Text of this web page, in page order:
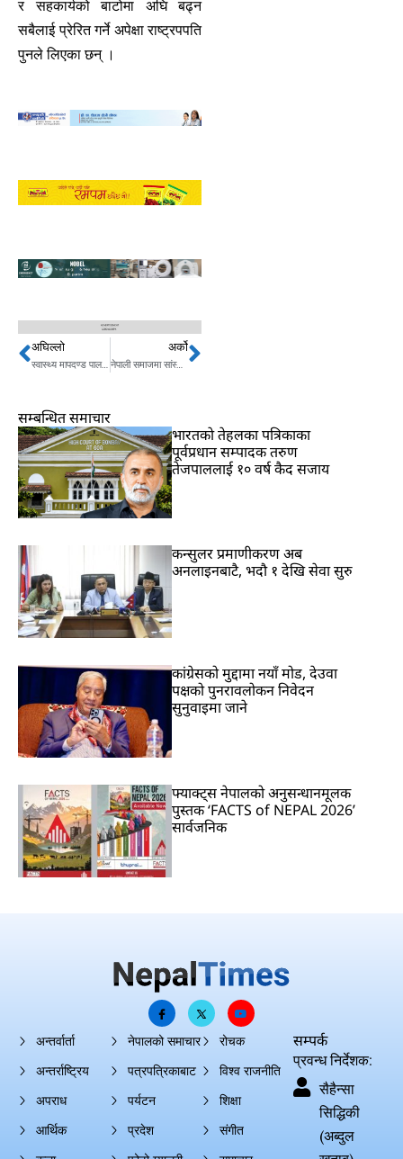
र सहकार्यको बाटोमा अघि बढ्न
सबैलाई प्रेरित गर्ने अपेक्षा राष्ट्रपपति
पुनले लिएका छन् ।
Prev
अघिल्लो
स्वास्थ्य मापदण्ड पालना गरेर दशैं मनाउन प्रधानमन्त्री देउवाको आग्रह
अर्को
नेपाली समाजमा सांस्कृतिक पर्वको विशिष्ट योगदान छ : प्रचण्ड Next
सम्बन्धित समाचार
भारतकाे तेहलका पत्रिकाका
पूर्वप्रधान सम्पादक तरुण
तेजपाललाई १० वर्ष कैद सजाय
कन्सुलर प्रमाणीकरण अब
अनलाइनबाटै, भदौ १ देखि सेवा सुरु
कांग्रेसको मुद्दामा नयाँ मोड, देउवा
पक्षको पुनरावलोकन निवेदन
सुनुवाइमा जाने
फ्याक्ट्स नेपालको अनुसन्धानमूलक
पुस्तक ‘FACTS of NEPAL 2026’
सार्वजनिक
अन्तर्वार्ता
अन्तर्राष्ट्रिय
अपराध
आर्थिक
नेपालको समाचार
पत्रपत्रिकाबाट
पर्यटन
प्रदेश
रोचक
विश्व राजनीति
शिक्षा
संगीत
सम्पर्क
प्रवन्ध निर्देशक:
सैहैन्सा
सिद्धिकी
(अब्दुल